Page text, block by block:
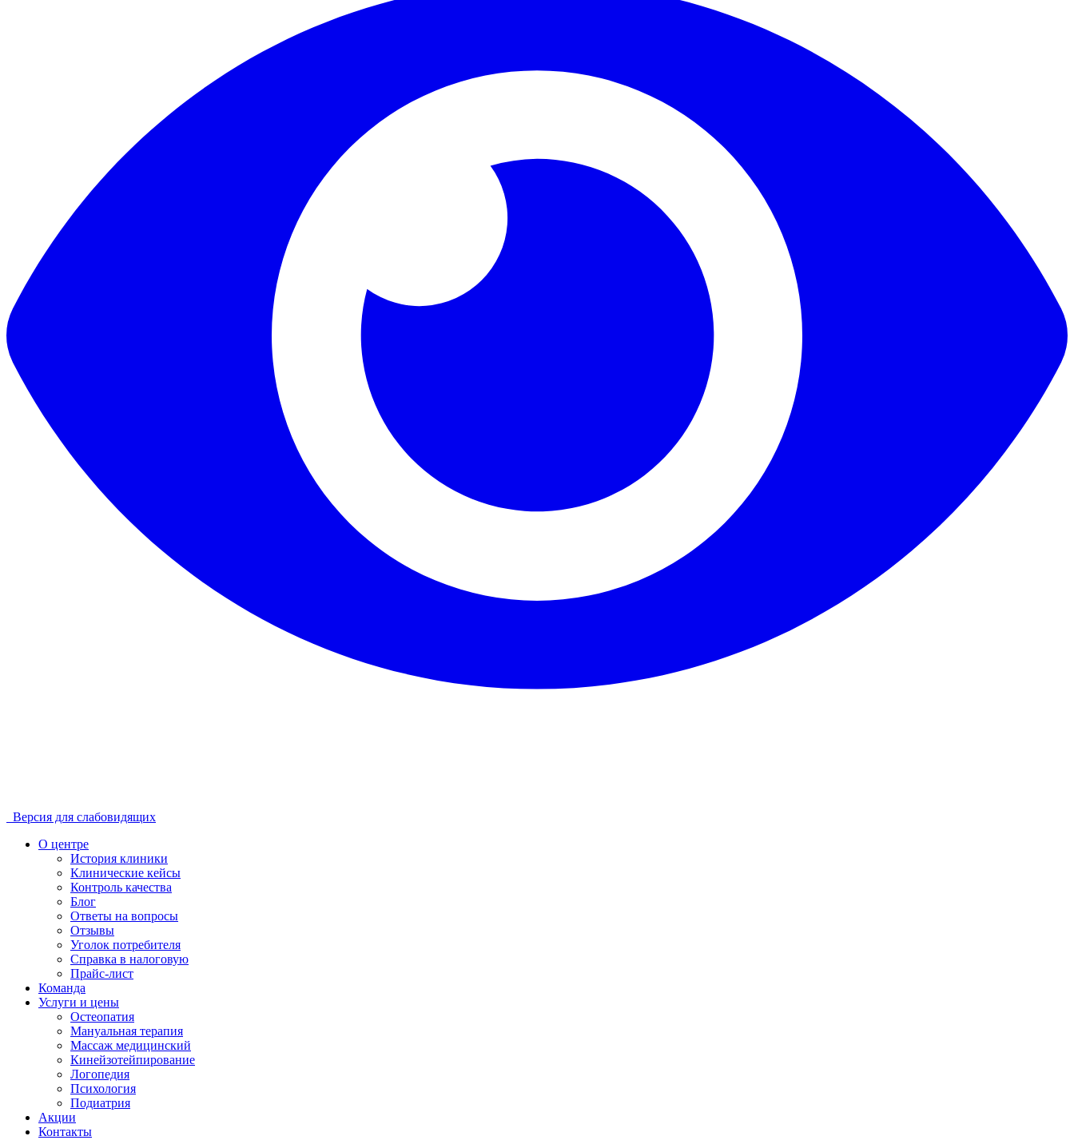
Версия для слабовидящих
О центре
История клиники
Клинические кейсы
Контроль качества
Блог
Ответы на вопросы
Отзывы
Уголок потребителя
Справка в налоговую
Прайс-лист
Команда
Услуги и цены
Остеопатия
Мануальная терапия
Массаж медицинский
Кинейзотейпирование
Логопедия
Психология
Подиатрия
Акции
Контакты